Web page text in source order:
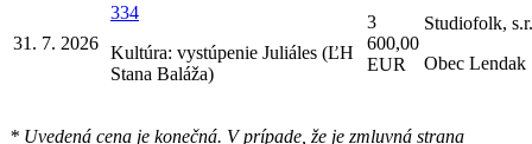
31. 7. 2026
334
Kultúra: vystúpenie Juliáles (ĽH
Stana Baláža)
3
600,00
EUR
Studiofolk,
Obec Lendak
* Uvedená cena je konečná. V prípade, že je zmluvná strana